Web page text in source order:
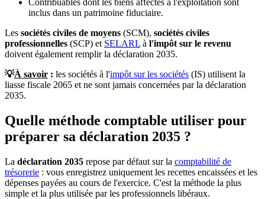
inclus dans un patrimoine fiduciaire.
Les sociétés civiles de moyens (SCM), sociétés civiles
professionnelles (SCP) et SELARL à l'impôt sur le revenu
doivent également remplir la déclaration 2035.
💡À savoir : les sociétés à l'impôt sur les sociétés (IS) utilisent la
liasse fiscale 2065 et ne sont jamais concernées par la déclaration
2035.
Quelle méthode comptable utiliser pour
préparer sa déclaration 2035 ?
La déclaration 2035 repose par défaut sur la comptabilité de
trésorerie : vous enregistrez uniquement les recettes encaissées et les
dépenses payées au cours de l'exercice. C'est la méthode la plus
simple et la plus utilisée par les professionnels libéraux.